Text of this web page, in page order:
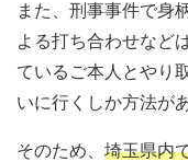
また、刑事事件で身
よる打ち合わせなど
ているご本人とやり
いに行くしか方法が
そのため、 埼玉県内